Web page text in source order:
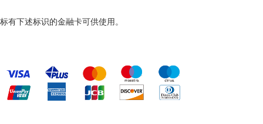
标有下述标识的金融卡可供使用。